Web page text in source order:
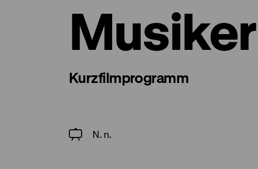
Kurzfilmprogramm
N. n.